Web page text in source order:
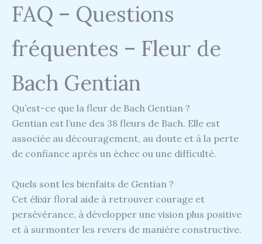
FAQ – Questions
fréquentes – Fleur de
Bach Gentian
Qu’est-ce que la fleur de Bach Gentian ?
Gentian est l’une des 38 fleurs de Bach. Elle est
associée au découragement, au doute et à la perte
de confiance après un échec ou une difficulté.
Quels sont les bienfaits de Gentian ?
Cet élixir floral aide à retrouver courage et
persévérance, à développer une vision plus positive
et à surmonter les revers de manière constructive.